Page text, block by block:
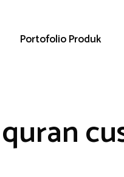
Portofolio Produk